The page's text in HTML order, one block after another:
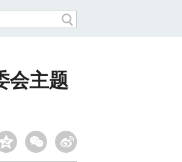
会主题